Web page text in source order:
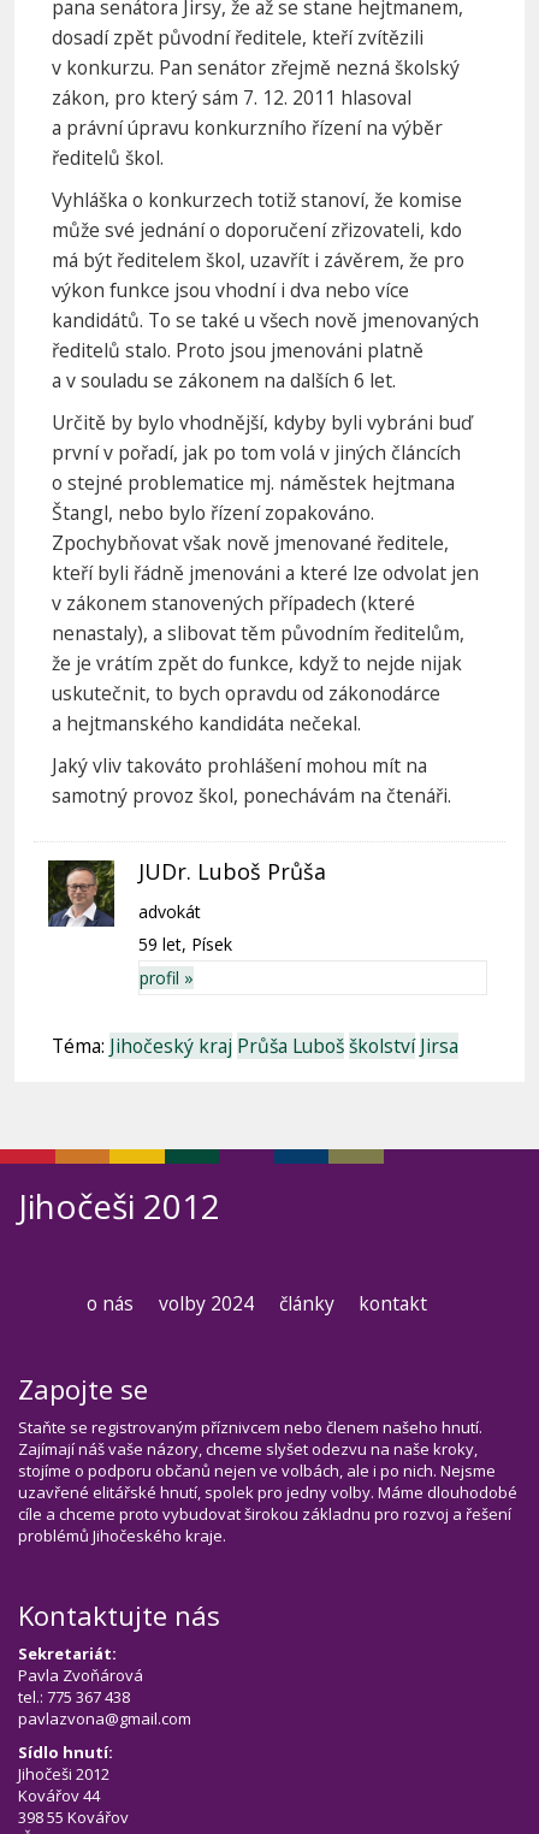
pana senátora Jirsy, že až se stane hejtmanem,
dosadí zpět původní ředitele, kteří zvítězili
v konkurzu. Pan senátor zřejmě nezná školský
zákon, pro který sám 7. 12. 2011 hlasoval
a právní úpravu konkurzního řízení na výběr
ředitelů škol.
Vyhláška o konkurzech totiž stanoví, že komise
může své jednání o doporučení zřizovateli, kdo
má být ředitelem škol, uzavřít i závěrem, že pro
výkon funkce jsou vhodní i dva nebo více
kandidátů. To se také u všech nově jmenovaných
ředitelů stalo. Proto jsou jmenováni platně
a v souladu se zákonem na dalších 6 let.
Určitě by bylo vhodnější, kdyby byli vybráni buď
první v pořadí, jak po tom volá v jiných článcích
o stejné problematice mj. náměstek hejtmana
Štangl, nebo bylo řízení zopakováno.
Zpochybňovat však nově jmenované ředitele,
kteří byli řádně jmenováni a které lze odvolat jen
v zákonem stanovených případech (které
nenastaly), a slibovat těm původním ředitelům,
že je vrátím zpět do funkce, když to nejde nijak
uskutečnit, to bych opravdu od zákonodárce
a hejtmanského kandidáta nečekal.
Jaký vliv takováto prohlášení mohou mít na
samotný provoz škol, ponechávám na čtenáři.
JUDr. Luboš Průša
advokát
59 let, Písek
profil »
Téma: Jihočeský kraj Průša Luboš školství Jirsa
Jihočeši 2012
o nás volby 2024 články kontakt
Zapojte se
Staňte se registrovaným příznivcem nebo členem našeho hnutí.
Zajímají náš vaše názory, chceme slyšet odezvu na naše kroky,
stojíme o podporu občanů nejen ve volbách, ale i po nich. Nejsme
uzavřené elitářské hnutí, spolek pro jedny volby. Máme dlouhodobé
cíle a chceme proto vybudovat širokou základnu pro rozvoj a řešení
problémů Jihočeského kraje.
Kontaktujte nás
Sekretariát:
Pavla Zvoňárová
tel.: 775 367 438
pavlazvona@gmail.com
Sídlo hnutí:
Jihočeši 2012
Kovářov 44
398 55 Kovářov